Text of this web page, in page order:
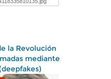
la Revolución
mediante